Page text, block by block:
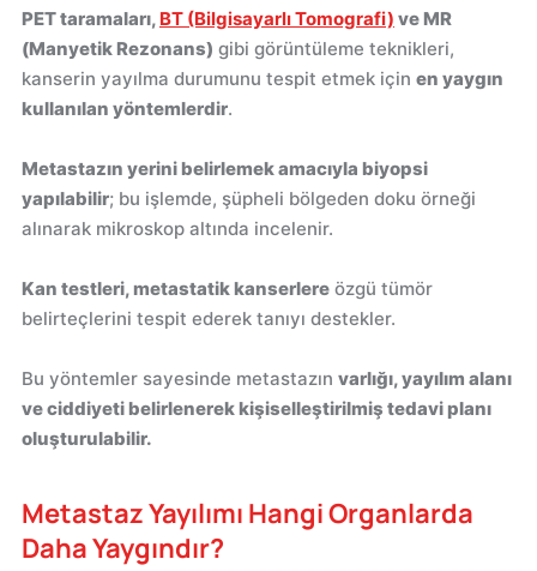
PET taramaları, BT (Bilgisayarlı Tomografi) ve MR
(Manyetik Rezonans) gibi görüntüleme teknikleri,
kanserin yayılma durumunu tespit etmek için en yaygın
kullanılan yöntemlerdir.
Metastazın yerini belirlemek amacıyla biyopsi
yapılabilir; bu işlemde, şüpheli bölgeden doku örneği
alınarak mikroskop altında incelenir.
Kan testleri, metastatik kanserlere özgü tümör
belirteçlerini tespit ederek tanıyı destekler.
Bu yöntemler sayesinde metastazın varlığı, yayılım alanı
ve ciddiyeti belirlenerek kişiselleştirilmiş tedavi planı
oluşturulabilir.
Metastaz Yayılımı Hangi Organlarda
Daha Yaygındır?